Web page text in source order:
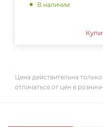
В наличии
Цена действительна
отличаться от цен в